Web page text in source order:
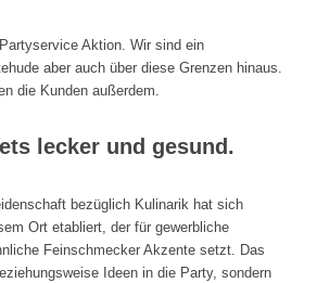
Aktion. Wir sind ein
aber auch über diese Grenzen hinaus.
die Kunden außerdem.
lecker und gesund.
bezüglich Kulinarik hat sich
Ort etabliert, der für gewerbliche
Feinschmecker Akzente setzt. Das
Ideen in die Party, sondern